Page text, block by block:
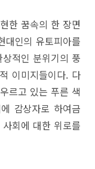
한 꿈속의 한 장면
인의 유토피아를
적인 분위기의 풍
이미지들이다. 다
르고 있는 푸른 색
감상자로 하여금
회에 대한 위로를